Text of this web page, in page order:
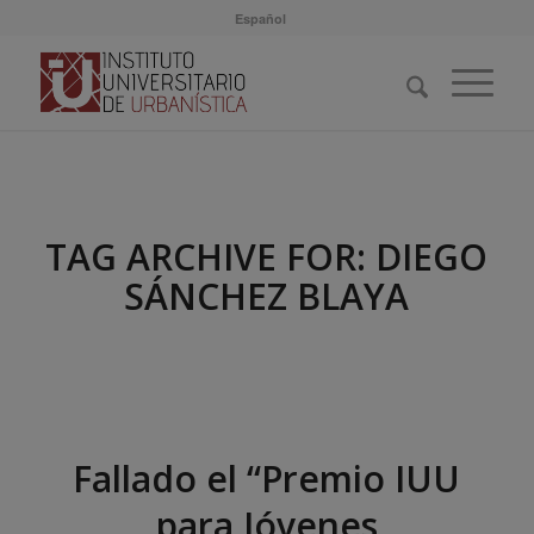
Español
TAG ARCHIVE FOR: DIEGO
SÁNCHEZ BLAYA
Fallado el “Premio IUU